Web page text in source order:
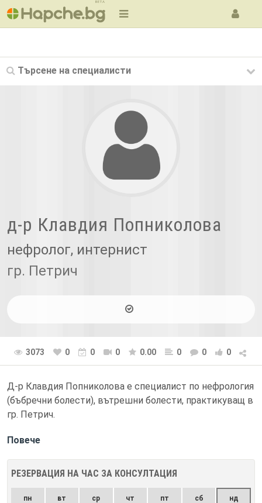
BETA
Търсене на специалисти
д-р Клавдия Попниколова
нефролог, интернист
гр. Петрич
3073 0 0 0 0.00 0 0 0
Д-р Клавдия Попниколова е специалист по нефрология
(бъбречни болести), вътрешни болести, практикуващ в
гр. Петрич.
Повече
РЕЗЕРВАЦИЯ НА ЧАС ЗА КОНСУЛТАЦИЯ
пн вт ср чт пт сб нд